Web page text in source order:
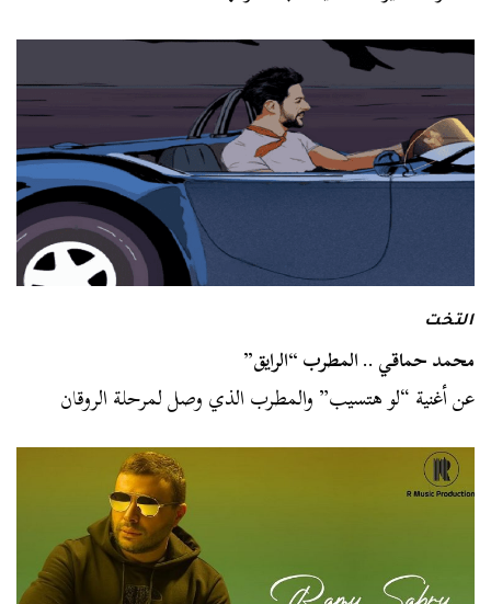
التخت
محمد حماقي .. المطرب “الرايق”
عن أغنية “لو هتسيب” والمطرب الذي وصل لمرحلة الروقان